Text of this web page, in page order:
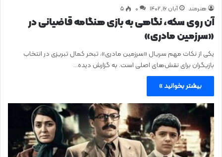
هنرمند آبان ۱۶, ۱۴۰۲ 0 ۵
آن روی سکه، نگاهی به بازی هنگامه قاضیانی در
«سرزمین مادری»
یکی از نکات مهم سریال «سرزمین مادری»، تبحر کمال تبریزی در انتخاب
بازیگران برای نقش‌های اصلی است. به گزارش دیده…
بیشتر بخوانید »